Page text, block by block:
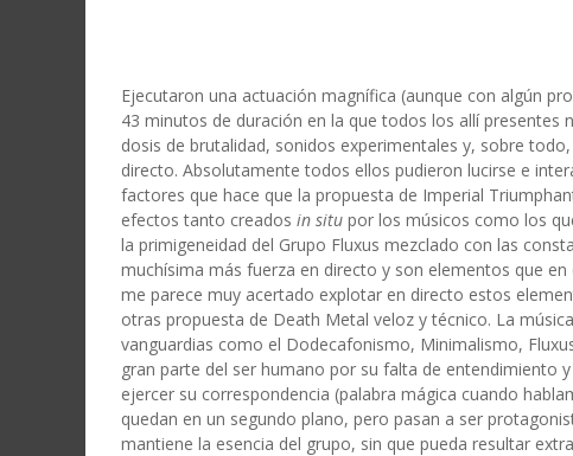
Ejecutaron una actuación magnífica (aunque con algún
43 minutos de duración en la que todos los allí
dosis de brutalidad, sonidos experimentales y, sobre
directo. Absolutamente todos ellos pudieron lucirse e
factores que hace que la propuesta de Imperial
efectos tanto creados in situ por los músicos como los
la primigeneidad del Grupo Fluxus mezclado con las
muchísima más fuerza en directo y son elementos que
me parece muy acertado explotar en directo estos
otras propuesta de Death Metal veloz y técnico. La
vanguardias como el Dodecafonismo, Minimalismo,
gran parte del ser humano por su falta de entendimiento
ejercer su correspondencia (palabra mágica cuando
quedan en un segundo plano, pero pasan a ser
mantiene la esencia del grupo, sin que pueda resultar